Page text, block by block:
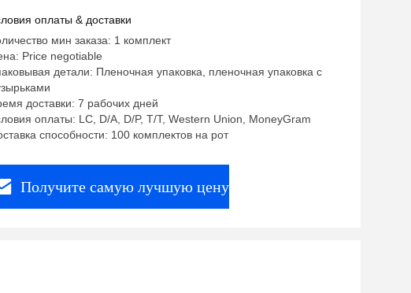
оплаты & доставки
мин заказа: 1 комплект
Price negotiable
детали: Пленочная упаковка, пленочная упаковка с
доставки: 7 рабочих дней
оплаты: LC, D/A, D/P, T/T, Western Union, MoneyGram
способности: 100 комплектов на рот
Получите самую лучшую цену